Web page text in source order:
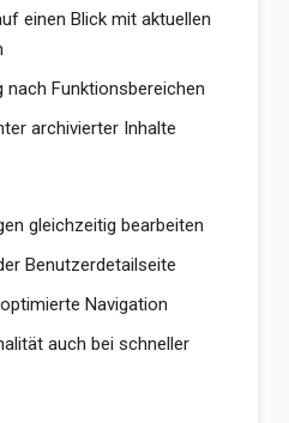
einen Blick mit aktuellen
nach Funktionsbereichen
archivierter Inhalte
gleichzeitig bearbeiten
Benutzerdetailseite
Navigation
auch bei schneller